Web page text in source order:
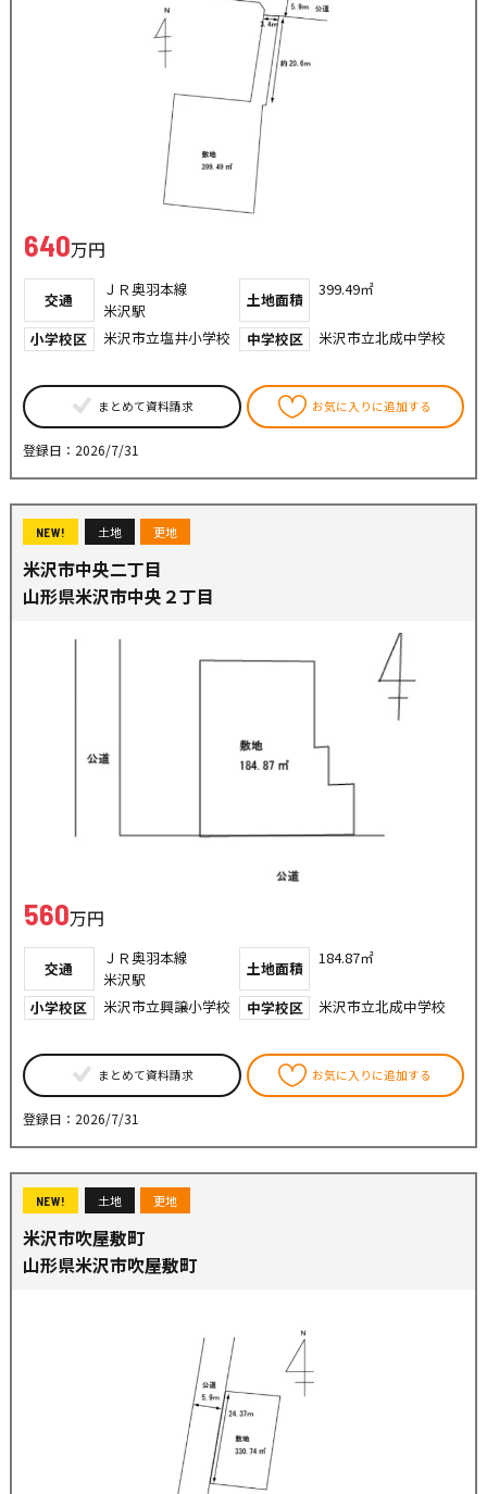
640万円
交通
ＪＲ奥羽本線
米沢駅
土地面積
399.49㎡
小学校区 米沢市立塩井小学校 中学校区 米沢市立北成中学校
まとめて資料請求 お気に入りに追加する
登録日：2026/7/31
NEW! 土地 更地
米沢市中央二丁目
山形県米沢市中央２丁目
560万円
交通
ＪＲ奥羽本線
米沢駅
土地面積
184.87㎡
小学校区 米沢市立興譲小学校 中学校区 米沢市立北成中学校
まとめて資料請求 お気に入りに追加する
登録日：2026/7/31
NEW! 土地 更地
米沢市吹屋敷町
山形県米沢市吹屋敷町